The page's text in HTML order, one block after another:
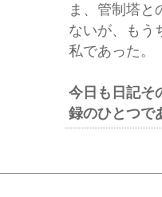
ま、管制塔と
ないが、もう
私であった。
今日も日記そ
録のひとつで